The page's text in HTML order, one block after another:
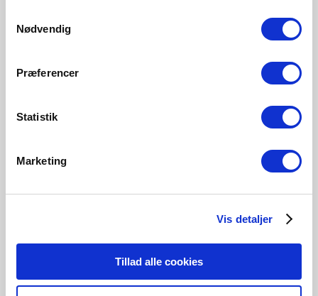
Nødvendig
Præferencer
Statistik
Marketing
Vis detaljer
Tillad alle cookies
5184003621
5164003223
Relaterede produkter